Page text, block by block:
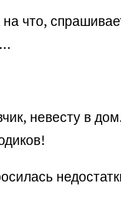
что,
невесту в